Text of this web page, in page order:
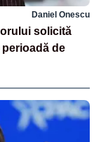
Daniel Onescu
solicită
de